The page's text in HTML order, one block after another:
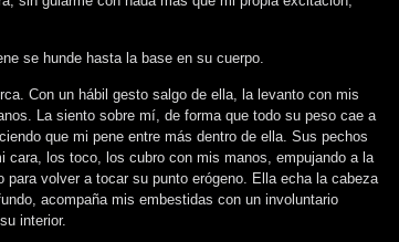
se hunde hasta la base en su cuerpo.
Con un hábil gesto salgo de ella, la levanto con mis
La siento sobre mí, de forma que todo su peso cae a
que mi pene entre más dentro de ella. Sus pechos
cara, los toco, los cubro con mis manos, empujando a la
volver a tocar su punto erógeno. Ella echa la cabeza
acompaña mis embestidas con un involuntario
interior.